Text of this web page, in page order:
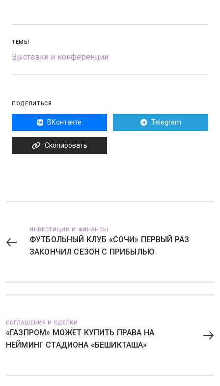
ТЕМЫ
Выставки и конференции
ПОДЕЛИТЬСЯ
ВКонтакте Telegram
Скопировать
ИНВЕСТИЦИИ И ФИНАНСЫ
ФУТБОЛЬНЫЙ КЛУБ «СОЧИ» ПЕРВЫЙ РАЗ
ЗАКОНЧИЛ СЕЗОН С ПРИБЫЛЬЮ
СОГЛАШЕНИЯ И СДЕЛКИ
«ГАЗПРОМ» МОЖЕТ КУПИТЬ ПРАВА НА
НЕЙМИНГ СТАДИОНА «БЕШИКТАША»